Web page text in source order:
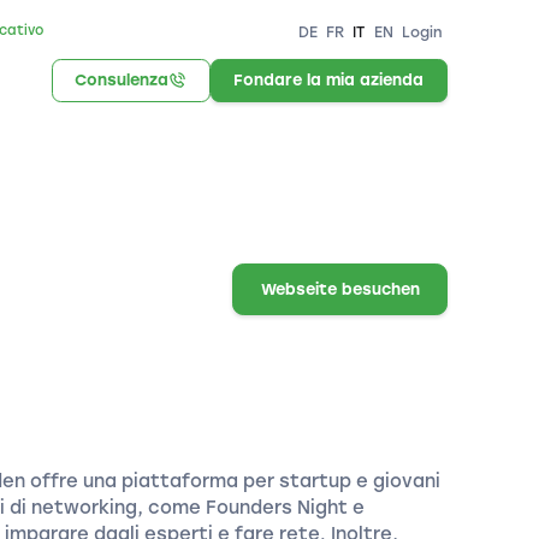
DE FR IT EN Login
Consulenza Fondare la mia azienda
Webseite besuchen
offre una piattaforma per startup e giovani
networking, come Founders Night e
dagli esperti e fare rete. Inoltre,